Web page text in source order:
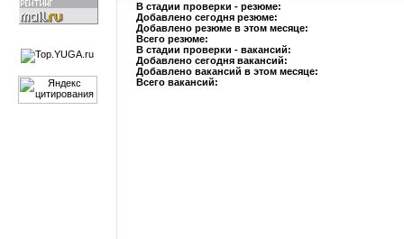
В стадии проверки - резюме:
Добавлено сегодня резюме:
Добавлено резюме в этом месяце:
Всего резюме:
В стадии проверки - вакансий:
Добавлено сегодня вакансий:
Добавлено вакансий в этом месяце:
Всего вакансий: